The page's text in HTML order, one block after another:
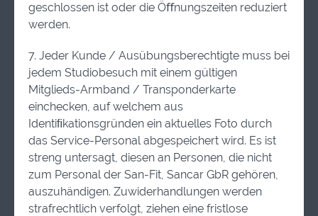
geschlossen ist oder die Öﬀnungszeiten reduziert
werden.
7. Jeder Kunde / Ausübungsberechtigte muss bei
jedem Studiobesuch mit einem gültigen
Mitglieds-Armband / Transponderkarte
einchecken, auf welchem aus
Identiﬁkationsgründen ein aktuelles Foto durch
das Service-Personal abgespeichert wird. Es ist
streng untersagt, diesen an Personen, die nicht
zum Personal der San-Fit, Sancar GbR gehören,
auszuhändigen. Zuwiderhandlungen werden
strafrechtlich verfolgt, ziehen eine fristlose